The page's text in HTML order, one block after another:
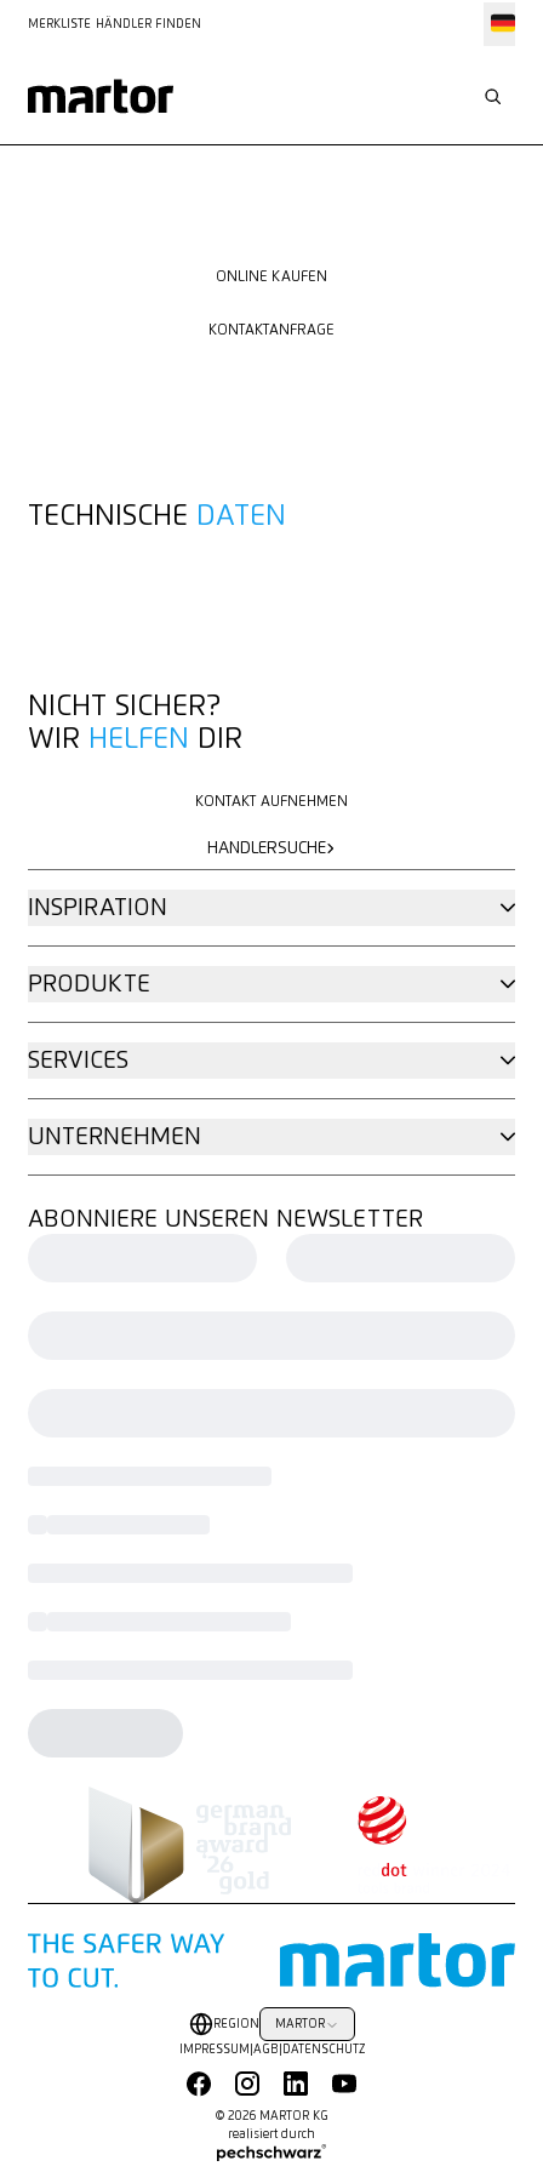
MERKLISTE HÄNDLER FINDEN
ONLINE KAUFEN
KONTAKTANFRAGE
TECHNISCHE DATEN
NICHT SICHER?
WIR HELFEN DIR
KONTAKT AUFNEHMEN
HÄNDLERSUCHE
INSPIRATION
PRODUKTE
SERVICES
UNTERNEHMEN
ABONNIERE UNSEREN NEWSLETTER
© 2026 MARTOR KG
realisiert durch
REGION MARTOR
IMPRESSUM AGB DATENSCHUTZ